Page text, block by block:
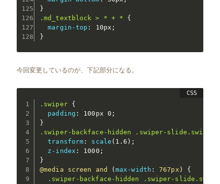
}
.md_textblock > * + *
{
margin-top : 10px ;
}
今回変更しているのが、下記部分になる。
.swiper
{
padding : 100px 0 ;
}
.swiper-backface-hidden .swiper-
transform : scale ( 1.6 ) ;
z-index : 1000 ;
}
@media screen and (max-width : 767px )
{
.swiper-backface-hidden .swiper-